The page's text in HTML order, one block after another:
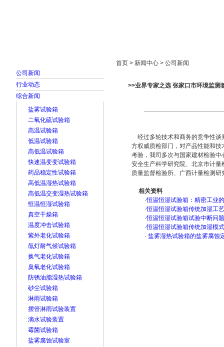
公司新闻
行业动态
综合新闻
盐雾试验箱
二氧化硫试验箱
高温试验箱
低温试验箱
高低温试验箱
快速温变变试验箱
药品稳定性试验箱
高低温湿热试验箱
高低温交变湿热试验箱
恒温恒湿试验箱
真空干燥箱
温度冲击试验箱
紫外老化试验箱
氙灯耐气候试验箱
换气老化试验箱
臭氧老化试验箱
防锈油脂湿热试验箱
砂尘试验箱
淋雨试验箱
摆管淋雨试验装置
滴水试验装置
霉菌试验箱
盐雾腐蚀试验室
首页 > 新闻中心 > 公司新闻
>>业界专家之选 张家口市环境监测
经过多轮技术和商务的竞争性谈
方权威质检部门，对产品性能和
考验，我司多次与国家建材检验
安全生产科学研究院、北京市计
质量监督检验所、广西计量检测
相关资料
·恒温恒湿试验箱：精密工业
·恒温恒湿试验箱传统加湿工
·恒温恒湿试验箱试验中断问
·恒温恒湿试验箱传统加湿模
· 盐雾湿热试验箱的盐雾腐蚀